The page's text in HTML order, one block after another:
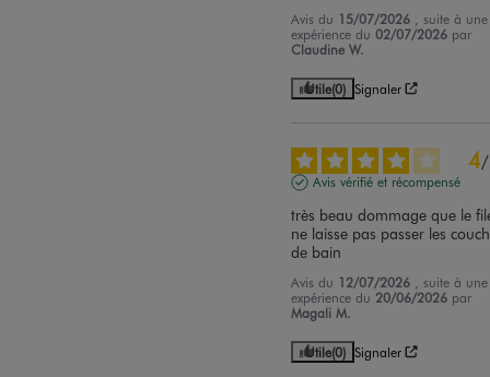
Avis du 15/07/2026
, suite à une
expérience du02/07/2026 par
Claudine W.
Utile(0) Signaler
4/
Avis vérifié et récompensé
très beau dommage que le
ne laisse pas passer les
de bain
Avis du 12/07/2026
, suite à une
expérience du 20/06/2026 par
Magali M.
Utile(0) Signaler